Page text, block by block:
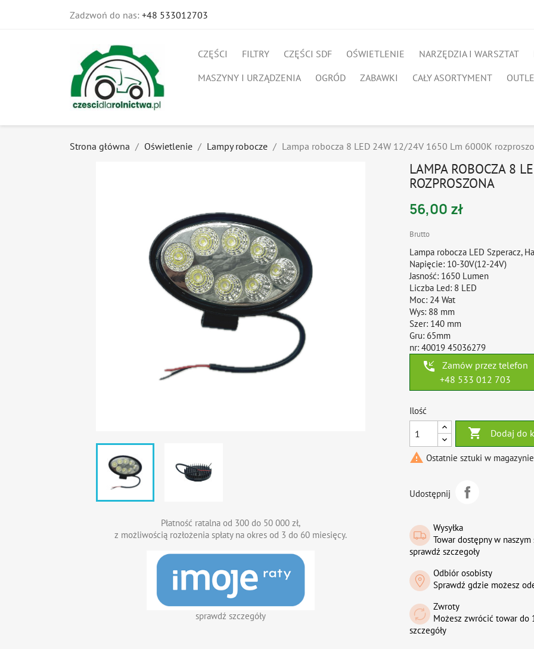
Zadzwoń do nas: +48 533012703
CZĘŚCI FILTRY CZĘŚCI SDF OŚWIETLENIE NARZĘDZIA I WARSZTAT
MASZYNY I URZĄDZENIA
OGRÓD ZABAWKI CAŁY ASORTYMENT
Strona główna Oświetlenie Lampy robocze Lampa robocza 8 LED 24W 12/24V 1650 Lm 6000K
Płatność ratalna od 300 do 50 000 zł,
z możliwością rozłożenia spłaty na okres od 3 do 60 miesięcy.
sprawdź szczegóły
LAMPA ROBOCZA 8
ROZPROSZONA
56,00 zł
Brutto
Lampa robocza LED Szperacz,
Napięcie: 10-30V(12-24V)
Jasność: 1650 Lumen
Liczba Led: 8 LED
Moc: 24 Wat
Wys: 88 mm
Szer: 140 mm
Gru: 65mm
nr: 40019 45036279
phone_callback
Zamów przez telefon
+48 533 012 703
Ilość
 Dodaj do
 Ostatnie sztuki w magazynie
Udostępnij
Wysyłka
Towar dostępny w
sprawdź szczegoły
Odbiór osobisty
Sprawdź gdzie możesz
Zwroty
Możesz zwrócić towar do
szczegóły